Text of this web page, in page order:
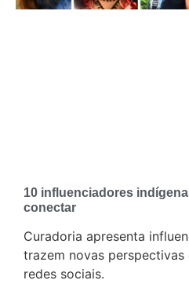
10 influenciadores
conectar
Curadoria apresenta
trazem novas perspectivas
redes sociais.